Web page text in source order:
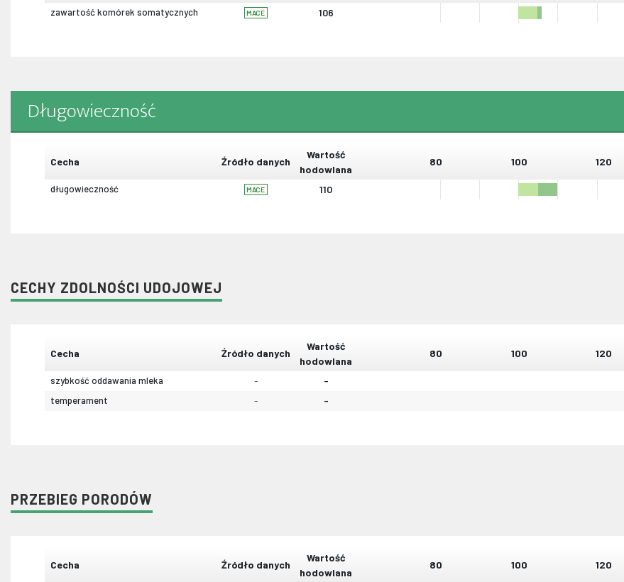
zawartość komórek somatycznych MACE 106
Długowieczność
Cecha Źródło danych
Wartość
hodowlana
80 100 120
długowieczność MACE 110
CECHY ZDOLNOŚCI UDOJOWEJ
Cecha Źródło danych
Wartość
hodowlana
80 100 120
szybkość oddawania mleka - -
temperament - -
PRZEBIEG PORODÓW
Cecha Źródło danych
Wartość
hodowlana
80 100 120